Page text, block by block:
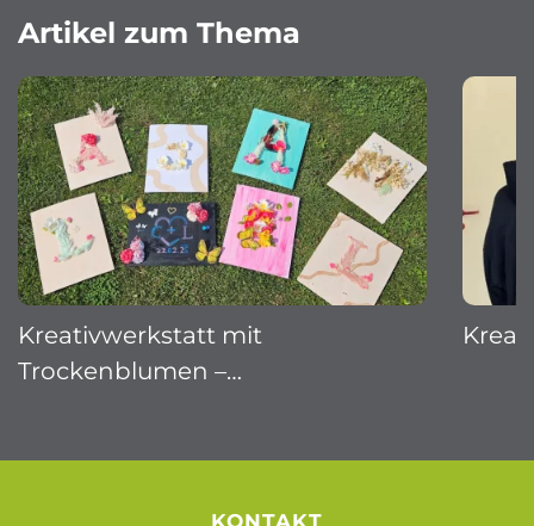
Artikel zum Thema
Kreativwerkstatt mit
Trockenblumen –…
KONTAKT